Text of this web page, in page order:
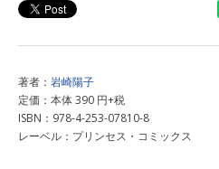
著者： 岩崎陽子
定価：本体 390 円+税
ISBN：978-4-253-07810-8
レーベル：プリンセス・コミックス